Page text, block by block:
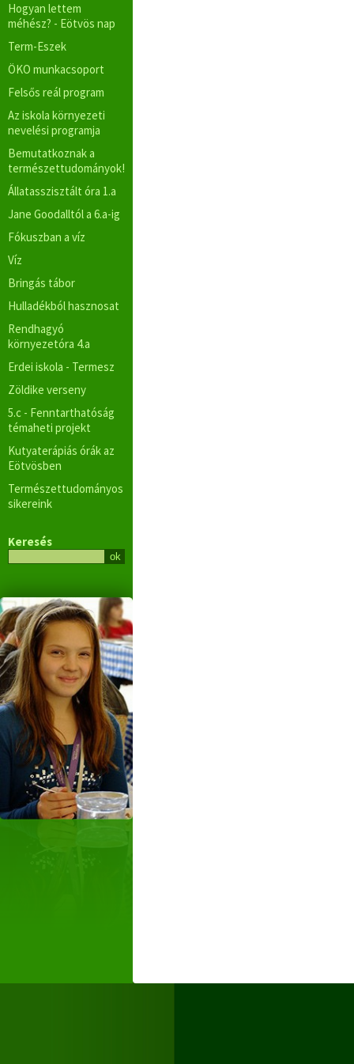
Hogyan lettem
méhész? - Eötvös nap
Term-Eszek
ÖKO munkacsoport
Felsős reál program
Az iskola környezeti
nevelési programja
Bemutatkoznak a
természettudományok!
Állatasszisztált óra 1.a
Jane Goodalltól a 6.a-ig
Fókuszban a víz
Víz
Bringás tábor
Hulladékból hasznosat
Rendhagyó
környezetóra 4.a
Erdei iskola - Termesz
Zöldike verseny
5.c - Fenntarthatóság
témaheti projekt
Kutyaterápiás órák az
Eötvösben
Természettudományos
sikereink
Keresés